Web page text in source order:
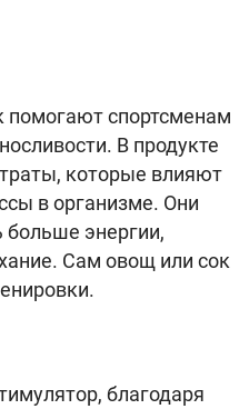
помогают спортсменам
В продукте
которые влияют
в организме. Они
энергии,
Сам овощ или сок
благодаря